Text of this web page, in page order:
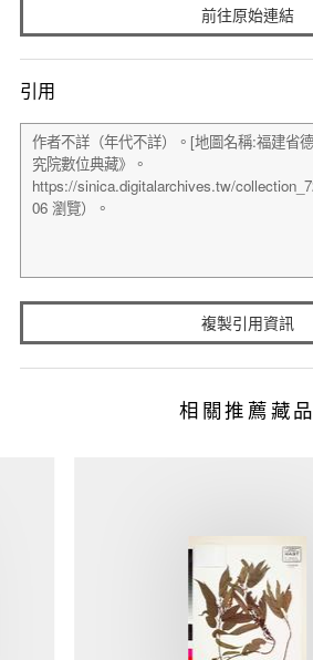
前往原始連結
引用
複製引用資訊
相關推薦藏品